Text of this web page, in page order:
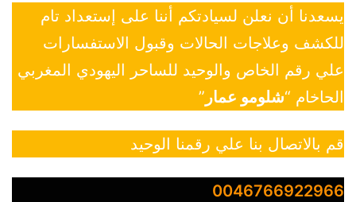
يسعدنا أن نعلن لسيادتكم أننا على إستعداد تام
للكشف وعلاجات الحالات وقبول الاستفسارات
علي رقم الخاص والوحيد للساحر اليهودي المغربي
الحاخام “شلومو عمار ”
قم بالاتصال بنا علي رقمنا الوحيد
0046766922966